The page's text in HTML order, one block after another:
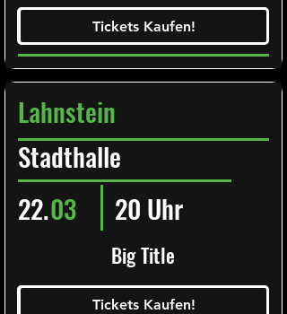
Tickets Kaufen!
Tickets Kaufen!
Lahnstein
Stadthalle
Big Title
22.03 20 Uhr
Tickets Kaufen!
Ticketalarm abonieren!
Tickets Kaufen!